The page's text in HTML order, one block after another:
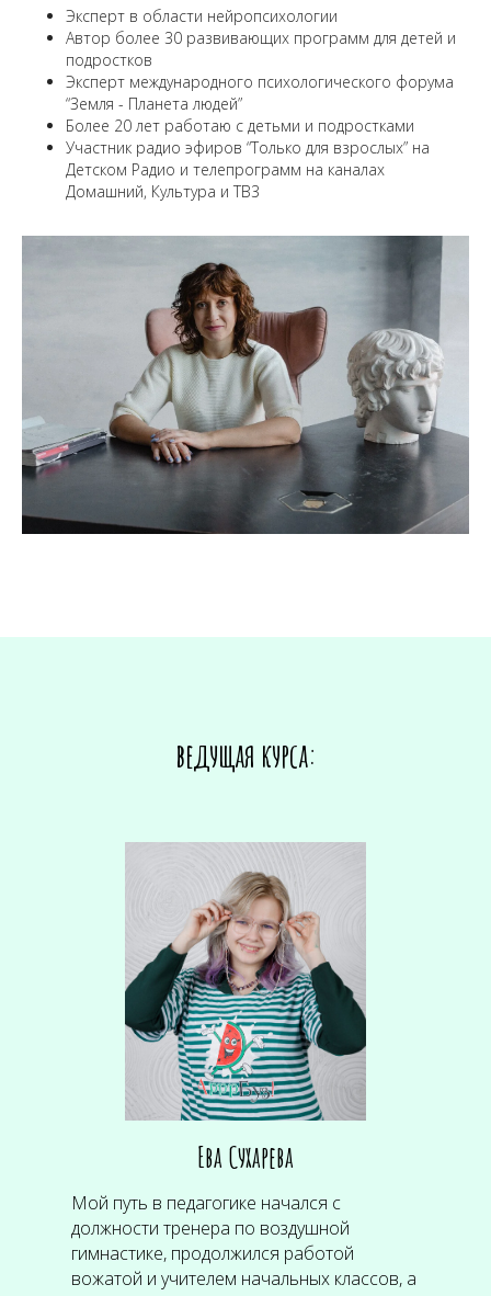
Эксперт в области нейропсихологии
Автор более 30 развивающих программ для детей и
подростков
Эксперт международного психологического форума
“Земля - Планета людей”
Более 20 лет работаю с детьми и подростками
Участник радио эфиров “Только для взрослых” на
Детском Радио и телепрограмм на каналах
Домашний, Культура и ТВ3
ведущая курса:
Ева Сухарева
Мой путь в педагогике начался с
должности тренера по воздушной
гимнастике, продолжился работой
вожатой и учителем начальных классов, а